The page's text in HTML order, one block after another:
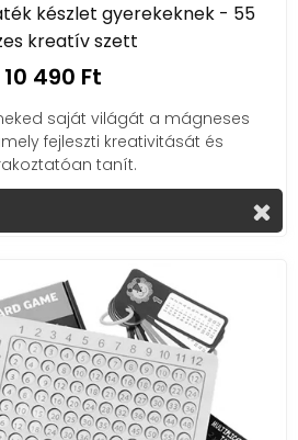
készlet gyerekeknek - 55
kreatív szett
10 490 Ft
saját világát a mágneses
fejleszti kreativitását és
tanít.